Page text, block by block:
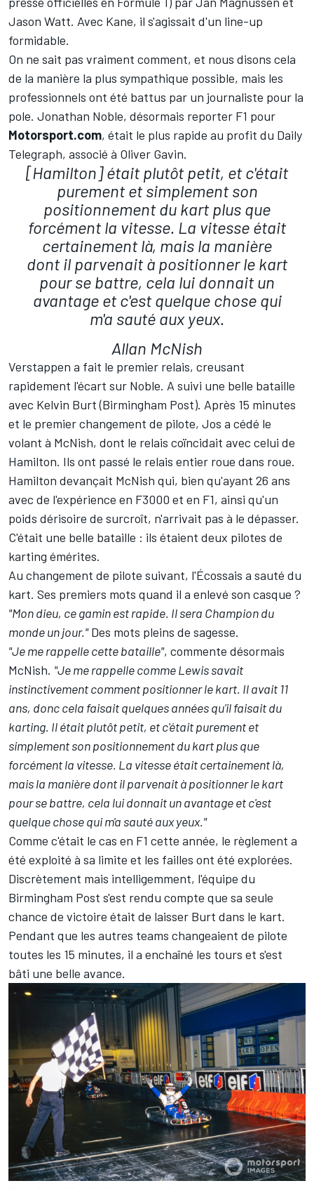
Jason Watt. Avec Kane, il s'agissait d'un line-up
formidable.
On ne sait pas vraiment comment, et nous disons cela
de la manière la plus sympathique possible, mais les
professionnels ont été battus par un journaliste pour la
pole. Jonathan Noble, désormais reporter F1 pour
Motorsport.com, était le plus rapide au profit du Daily
Telegraph, associé à Oliver Gavin.
[Hamilton] était plutôt petit, et c'était
purement et simplement son
positionnement du kart plus que
forcément la vitesse. La vitesse était
certainement là, mais la manière
dont il parvenait à positionner le kart
pour se battre, cela lui donnait un
avantage et c'est quelque chose qui
m'a sauté aux yeux.
Allan McNish
Verstappen a fait le premier relais, creusant
rapidement l'écart sur Noble. A suivi une belle bataille
avec Kelvin Burt (Birmingham Post). Après 15 minutes
et le premier changement de pilote, Jos a cédé le
volant à McNish, dont le relais coïncidait avec celui de
Hamilton. Ils ont passé le relais entier roue dans roue.
Hamilton devançait McNish qui, bien qu'ayant 26 ans
avec de l'expérience en F3000 et en F1, ainsi qu'un
poids dérisoire de surcroît, n'arrivait pas à le dépasser.
C'était une belle bataille : ils étaient deux pilotes de
karting émérites.
Au changement de pilote suivant, l'Écossais a sauté du
kart. Ses premiers mots quand il a enlevé son casque ?
"Mon dieu, ce gamin est rapide. Il sera Champion du
monde un jour."Des mots pleins de sagesse.
"Je me rappelle cette bataille", commente désormais
McNish. "Je me rappelle comme Lewis savait
instinctivement comment positionner le kart. Il avait 11
ans, donc cela faisait quelques années qu'il faisait du
karting. Il était plutôt petit, et c'était purement et
simplement son positionnement du kart plus que
forcément la vitesse. La vitesse était certainement là,
mais la manière dont il parvenait à positionner le kart
pour se battre, cela lui donnait un avantage et c'est
quelque chose qui m'a sauté aux yeux."
Comme c'était le cas en F1 cette année, le règlement a
été exploité à sa limite et les failles ont été explorées.
Discrètement mais intelligemment, l'équipe du
Birmingham Post s'est rendu compte que sa seule
chance de victoire était de laisser Burt dans le kart.
Pendant que les autres teams changeaient de pilote
toutes les 15 minutes, il a enchaîné les tours et s'est
bâti une belle avance.